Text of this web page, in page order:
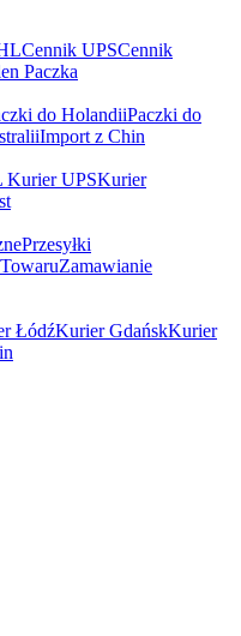
Cennik UPSCennik
Paczka
do HolandiiPaczki do
Import z Chin
Kurier UPSKurier
Przesyłki
Zamawianie
ŁódźKurier GdańskKurier